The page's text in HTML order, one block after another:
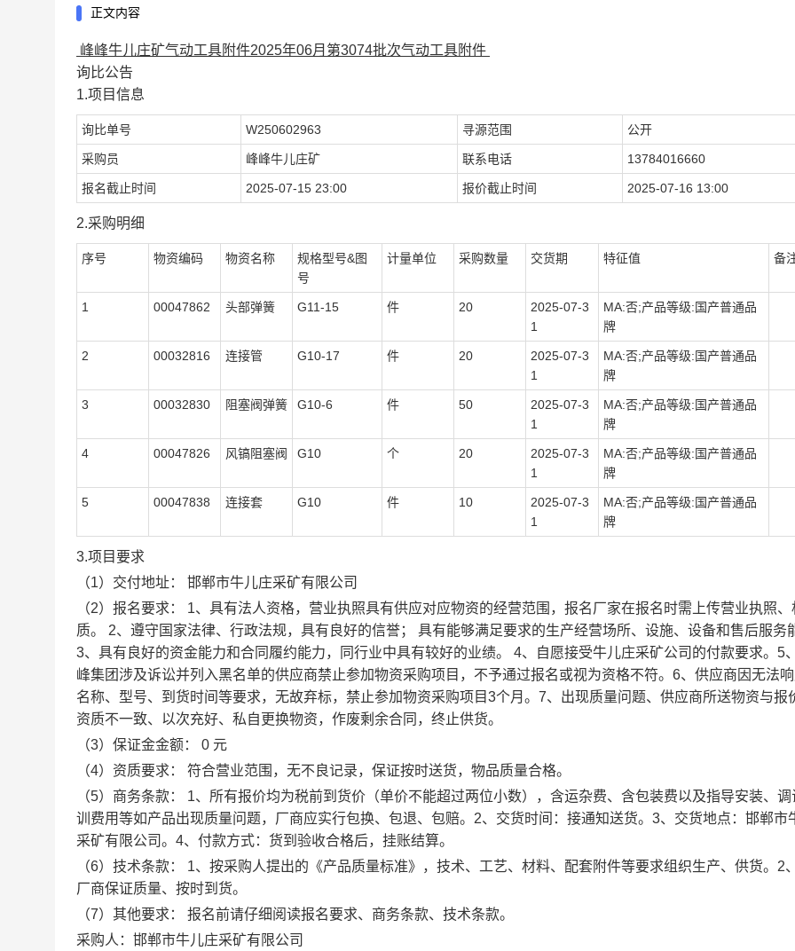
正文内容
峰峰牛儿庄矿气动工具附件2025年06月第3074批次气动工具附件
询比公告
1.项目信息
询比单号 W250602963 寻源范围 公开
采购员 峰峰牛儿庄矿 联系电话 13784016660
报名截止时间 2025-07-15 23:00 报价截止时间 2025-07-16 13:00
2.采购明细
序号 物资编码 物资名称
规格型号&图
号
计量单位 采购数量 交货期 特征值 备
1 00047862 头部弹簧 G11-15 件 20
2025-07-3
1
MA:否;产品等级:国产普通品
牌
2 00032816 连接管 G10-17 件 20
2025-07-3
1
MA:否;产品等级:国产普通品
牌
3 00032830 阻塞阀弹簧 G10-6 件 50
2025-07-3
1
MA:否;产品等级:国产普通品
牌
4 00047826 风镐阻塞阀 G10 个 20
2025-07-3
1
MA:否;产品等级:国产普通品
牌
5 00047838 连接套 G10 件 10
2025-07-3
1
MA:否;产品等级:国产普通品
牌
3.项目要求
（1）交付地址： 邯郸市牛儿庄采矿有限公司
（2）报名要求： 1、具有法人资格，营业执照具有供应对应物资的经营范围，报名厂家在报名时需上传营业执照
质。 2、遵守国家法律、行政法规，具有良好的信誉； 具有能够满足要求的生产经营场所、设施、设备和售后服务
3、具有良好的资金能力和合同履约能力，同行业中具有较好的业绩。 4、自愿接受牛儿庄采矿公司的付款要求。5
峰集团涉及诉讼并列入黑名单的供应商禁止参加物资采购项目，不予通过报名或视为资格不符。6、供应商因无法
名称、型号、到货时间等要求，无故弃标，禁止参加物资采购项目3个月。7、出现质量问题、供应商所送物资与报
资质不一致、以次充好、私自更换物资，作废剩余合同，终止供货。
（3）保证金金额： 0 元
（4）资质要求： 符合营业范围，无不良记录，保证按时送货，物品质量合格。
（5）商务条款： 1、所有报价均为税前到货价（单价不能超过两位小数），含运杂费、含包装费以及指导安装、
训费用等如产品出现质量问题，厂商应实行包换、包退、包赔。2、交货时间：接通知送货。3、交货地点：邯郸市
采矿有限公司。4、付款方式：货到验收合格后，挂账结算。
（6）技术条款： 1、按采购人提出的《产品质量标准》，技术、工艺、材料、配套附件等要求组织生产、供货。2
厂商保证质量、按时到货。
（7）其他要求： 报名前请仔细阅读报名要求、商务条款、技术条款。
采购人：邯郸市牛儿庄采矿有限公司